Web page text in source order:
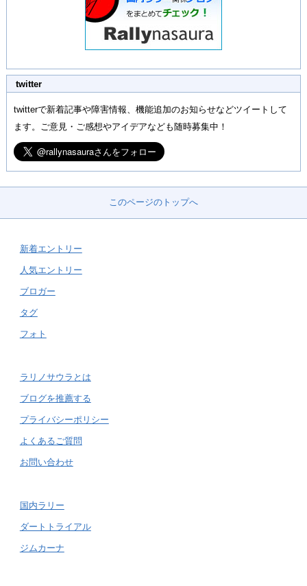
twitter
twitterで新着記事や障害情報、機能追加のお知らせなどツイートして
ます。ご意見・ご感想やアイデアなども随時募集中！
このページのトップへ
新着エントリー
人気エントリー
ブロガー
タグ
フォト
ラリノサウラとは
ブログを推薦する
プライバシーポリシー
よくあるご質問
お問い合わせ
国内ラリー
ダートトライアル
ジムカーナ